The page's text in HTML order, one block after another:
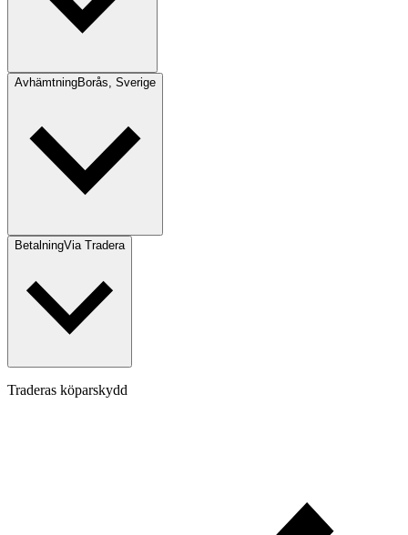
AvhämtningBorås, Sverige
BetalningVia Tradera
Traderas köparskydd